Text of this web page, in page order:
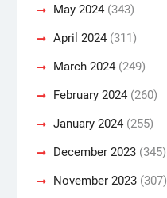
May 2024(343)
April 2024(311)
March 2024(249)
February 2024(260)
January 2024(255)
December 2023(345)
November 2023(307)